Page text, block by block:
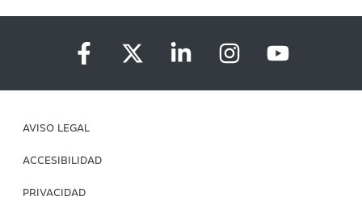
AVISO LEGAL
ACCESIBILIDAD
PRIVACIDAD